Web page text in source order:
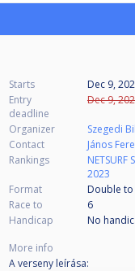
Starts
Dec 9,
Entry
deadline
Dec 9,
Organizer
Szegedi
Contact
János
Rankings
2023
Format
Double
Race to
6
Handicap
No
More info
A verseny leírása: